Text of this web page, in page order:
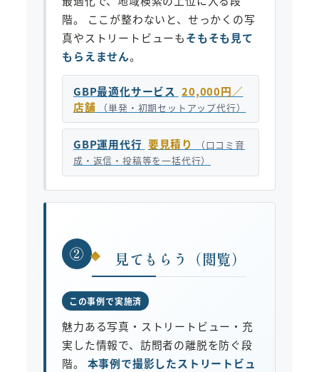
階。 ここが整わないと、せっかくの写
真やストリートビューもそもそも見て
もらえません。
GBP最適化サービス 20,000円／
店舗
（単発・初期セットアップ代行）
GBP運用代行 要見積り
（口コミ育
成・返信・投稿等を一括代行）
② 見てもらう（閲覧）
この事例で実施済
魅力ある写真・ストリートビュー・充
実した情報で、訪問者の離脱を防ぐ段
階。 本事例で撮影したストリートビュ